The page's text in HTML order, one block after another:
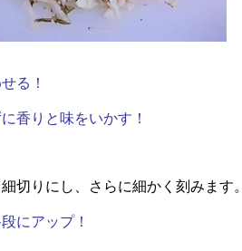
る！
香りと味をいかす！
切りにし、さらに細かく刻みます。
にアップ！